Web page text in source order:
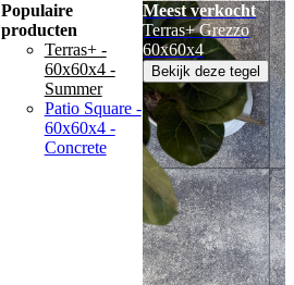
Populaire
producten
Terras+ -
60x60x4 -
Summer
Patio Square -
60x60x4 -
Concrete
Meest verkocht
Terras+ Grezzo
60x60x4
Bekijk deze tegel